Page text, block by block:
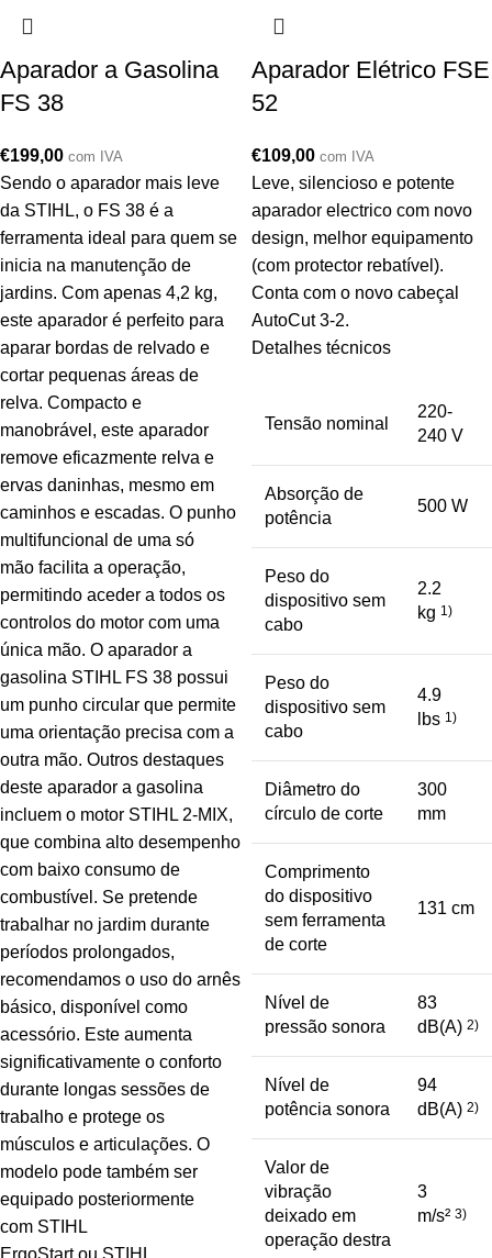
Aparador a Gasolina
FS 38
€199,00 com IVA
Sendo o aparador mais leve
da STIHL, o FS 38 é a
ferramenta ideal para quem se
inicia na manutenção de
jardins. Com apenas 4,2 kg,
este aparador é perfeito para
aparar bordas de relvado e
cortar pequenas áreas de
relva. Compacto e
manobrável, este aparador
remove eficazmente relva e
ervas daninhas, mesmo em
caminhos e escadas. O punho
multifuncional de uma só
mão facilita a operação,
permitindo aceder a todos os
controlos do motor com uma
única mão. O aparador a
gasolina STIHL FS 38 possui
um punho circular que permite
uma orientação precisa com a
outra mão. Outros destaques
deste aparador a gasolina
incluem o motor STIHL 2-MIX,
que combina alto desempenho
com baixo consumo de
combustível. Se pretende
trabalhar no jardim durante
períodos prolongados,
recomendamos o uso do arnês
básico, disponível como
acessório. Este aumenta
significativamente o conforto
durante longas sessões de
trabalho e protege os
músculos e articulações. O
modelo pode também ser
equipado posteriormente
com STIHL
ErgoStart ou STIHL
Aparador Elétrico FSE
52
€109,00 com IVA
Leve, silencioso e potente
aparador electrico com novo
design, melhor equipamento
(com protector rebatível).
Conta com o novo cabeçal
AutoCut 3-2.
Detalhes técnicos
Tensão nominal
220-
240 V
Absorção de
potência
500 W
Peso do
dispositivo sem
cabo
2.2
kg 1)
Peso do
dispositivo sem
cabo
4.9
lbs 1)
Diâmetro do
círculo de corte
300
mm
Comprimento
do dispositivo
sem ferramenta
de corte
131 cm
Nível de
pressão sonora
83
dB(A) 2)
Nível de
potência sonora
94
dB(A) 2)
Valor de
vibração
deixado em
operação destra
3
m/s² 3)